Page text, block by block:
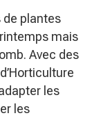
de plantes
mais
Avec des
les
les